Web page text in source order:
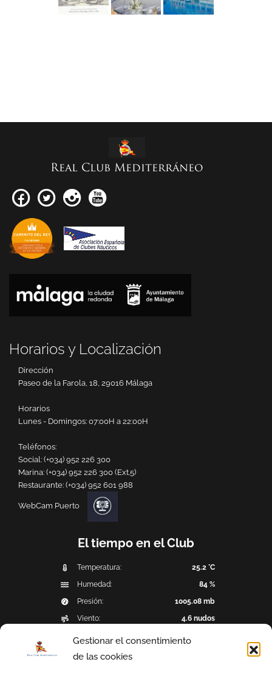
Gestionar el consentimiento
de las cookies
Real Club Mediterráneo
Horarios y Localización
Dirección
Paseo de la Farola, 18, 29016 Málaga
Horarios
Lunes - Domingos: 07:00H a 22:00H
Teléfonos:
Social: (+034) 952 226 300
Marina: (+034) 952 226 300 (Ext.5)
Restaurante: (+034) 952 601 988
WebCam Puerto
El tiempo en el Club
Temperatura:
25.2 °C
Humedad:
84 %
Presión:
1005.08 mb
Viento:
4.6 nudos
Dirección del viento:
SSE (158°)
Precipitación: